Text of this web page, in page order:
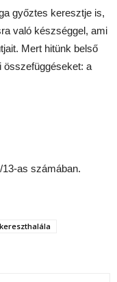
győztes keresztje is,
való készséggel, ami
Mert hitünk belső
összefüggéseket: a
as számában.